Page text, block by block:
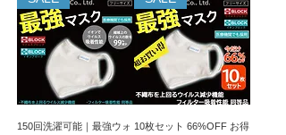
150回洗濯可能｜最強ウォ 10枚セット 66%OFF お得